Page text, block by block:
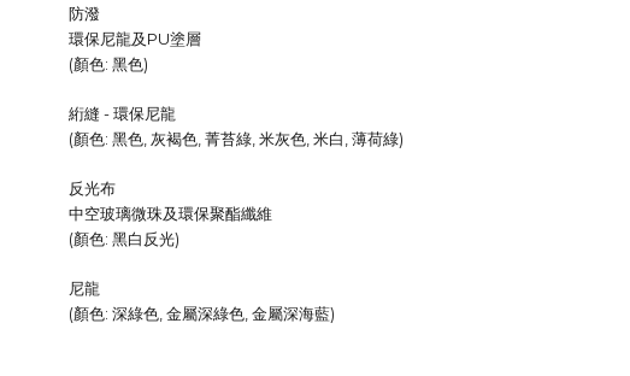
防潑
環保尼龍及PU塗層
(顏色: 黑色)
絎縫 - 環保尼龍
(顏色: 黑色, 灰褐色, 菁苔綠, 米灰色, 米白, 薄荷綠)
反光布
中空玻璃微珠及環保聚酯纖維
(顏色: 黑白反光)
尼龍
(顏色: 深綠色, 金屬深綠色, 金屬深海藍)